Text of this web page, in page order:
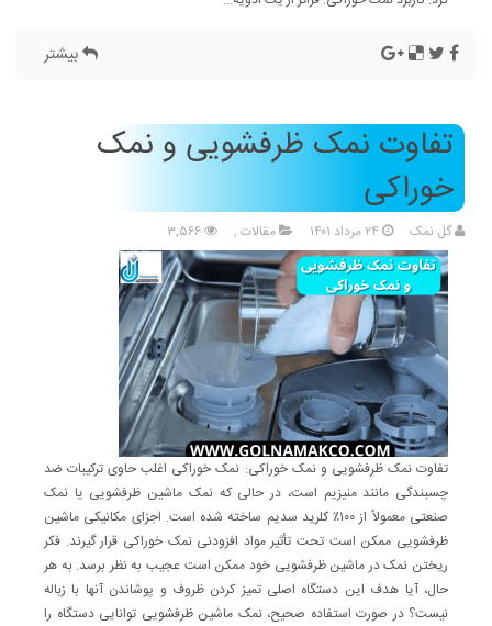
بیشتر
تفاوت نمک ظرفشویی و نمک
خوراکی
گل نمک مقالات ,
تفاوت نمک ظرفشویی و نمک خوراکی: نمک خوراکی اغلب حاوی ترکیبات ضد
چسبندگی مانند منیزیم است، در حالی که نمک ماشین ظرفشویی یا نمک
صنعتی معمولاً از ۱۰۰٪ کلرید سدیم ساخته شده است. اجزای مکانیکی ماشین
ظرفشویی ممکن است تحت تأثیر مواد افزودنی نمک خوراکی قرار گیرند. فکر
ریختن نمک در ماشین ظرفشویی خود ممکن است عجیب به نظر برسد. به هر
حال، آیا هدف این دستگاه اصلی تمیز کردن ظروف و پوشاندن آنها با زباله
نیست؟ در صورت استفاده صحیح، نمک ماشین ظرفشویی توانایی دستگاه را